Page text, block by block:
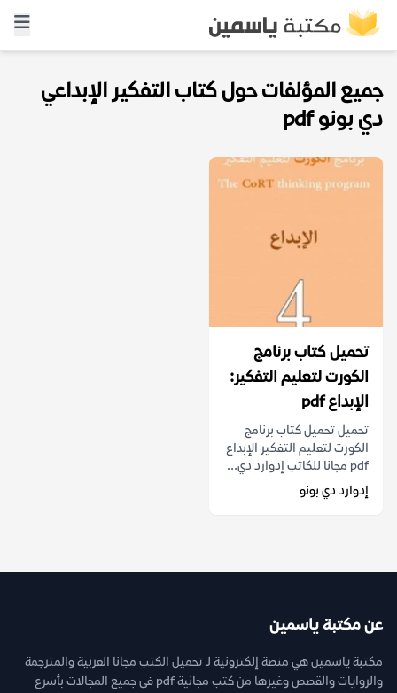
جميع المؤلفات حول كتاب التفكير الإبداعي
دي بونو pdf
تحميل كتاب برنامج
الكورت لتعليم التفكير:
الإبداع pdf
تحميل تحميل كتاب برنامج
الكورت لتعليم التفكير الإبداع
pdf مجانا للكاتب إدوارد دي...
إدوارد دي بونو
عن مكتبة ياسمين
مكتبة ياسمين هي منصة إلكترونية لـ تحميل الكتب مجانا العربية والمترجمة
والروايات والقصص وغيرها من كتب مجانية pdf فى جميع المجالات بأسرع